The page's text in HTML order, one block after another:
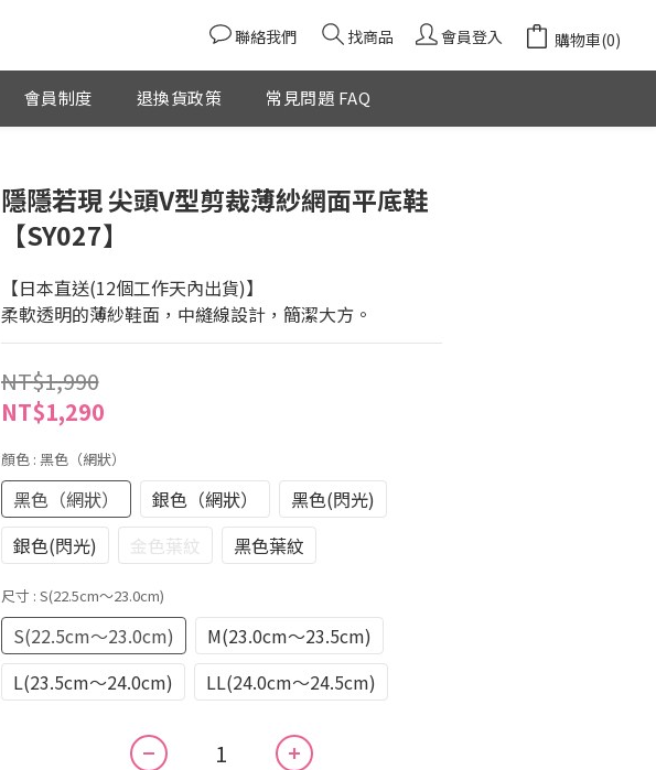
聯絡我們 找商品 會員登入 購物車(0)
會員制度 退換貨政策 常見問題 FAQ
隱隱若現 尖頭V型剪裁薄紗網面平底鞋
【SY027】
【日本直送(12個工作天內出貨)】
柔軟透明的薄紗鞋面，中縫線設計，簡潔大方。
NT$1,990
NT$1,290
顏色 : 黑色（網狀）
黑色（網狀） 銀色（網狀）
黑色(閃光)
銀色(閃光)
金色葉紋 黑色葉紋
尺寸 : S(22.5cm～23.0cm)
S(22.5cm～23.0cm)
M(23.0cm～23.5cm)
L(23.5cm～24.0cm)
LL(24.0cm～24.5cm)